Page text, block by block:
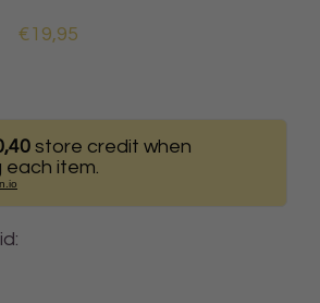
€19,95
store credit when
each item.